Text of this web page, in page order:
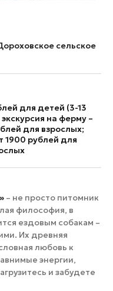
сельское
для детей (3-13
на ферму –
для взрослых;
1900 рублей для
– не просто питомник
философия, в
ездовым собакам –
Их древняя
любовь к
энергии,
и забудете